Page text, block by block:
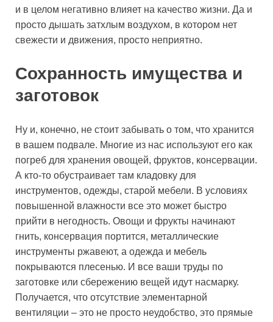
и в целом негативно влияет на качество жизни. Да и
просто дышать затхлым воздухом, в котором нет
свежести и движения, просто неприятно.
Сохранность имущества и
заготовок
Ну и, конечно, не стоит забывать о том, что хранится
в вашем подвале. Многие из нас используют его как
погреб для хранения овощей, фруктов, консервации.
А кто-то обустраивает там кладовку для
инструментов, одежды, старой мебели. В условиях
повышенной влажности все это может быстро
прийти в негодность. Овощи и фрукты начинают
гнить, консервация портится, металлические
инструменты ржавеют, а одежда и мебель
покрываются плесенью. И все ваши труды по
заготовке или сбережению вещей идут насмарку.
Получается, что отсутствие элементарной
вентиляции – это не просто неудобство, это прямые